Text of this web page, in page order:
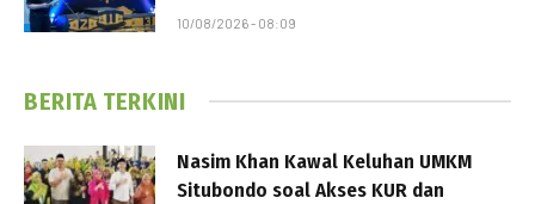
10/08/2026 - 08:09
BERITA TERKINI
Nasim Khan Kawal Keluhan UMKM
Situbondo soal Akses KUR dan